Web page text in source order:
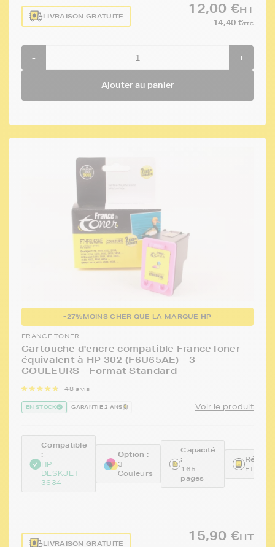
LIVRAISON GRATUITE
12,00 €HT
14,40 €TTC
- +
Ajouter au panier
-27%MOINS CHER QUE LA MARQUE HP
FRANCE TONER
Cartouche d'encre compatible FranceToner
équivalent à HP 302 (F6U65AE) - 3
COULEURS - Format Standard
48 avis
EN STOCK GARANTIE 2 ANS Voir le produit
Compatible
:
HP
DESKJET
3634
Option :
3
Couleurs
Capacité
:
165
pages
LIVRAISON GRATUITE
15,90 €HT